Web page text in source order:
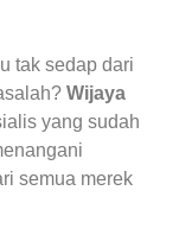
tak sedap dari
Wijaya
yang sudah
semua merek